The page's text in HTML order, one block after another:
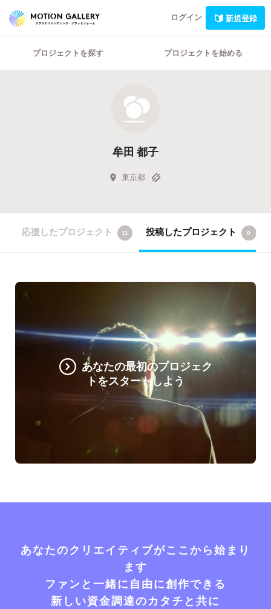
ログイン 新規登録
プロジェクトを探す プロジェクトを始める
牟田 都子
東京都
応援したプロジェクト 11 投稿したプロジェクト 0
あなたの最初のプロジェク
トをスタートしよう
あなたのクリエイティブがここから始まり
ます
ファンと一緒に自由に創作できる
新しい資金調達のカタチと共に